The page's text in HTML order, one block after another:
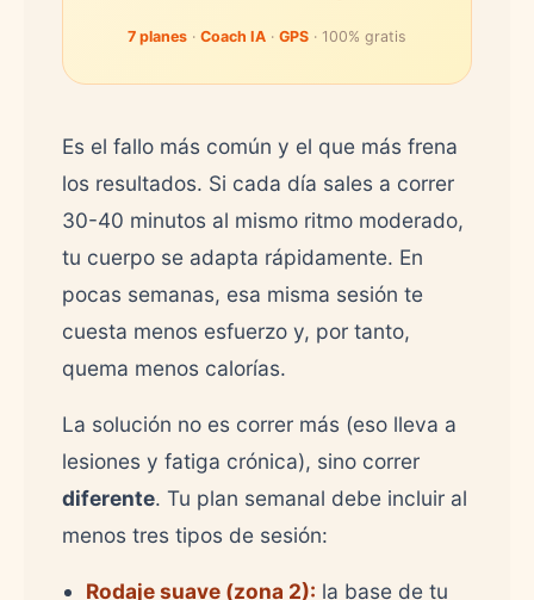
7 planes · Coach IA · GPS · 100% gratis
Es el fallo más común y el que más frena
los resultados. Si cada día sales a correr
30-40 minutos al mismo ritmo moderado,
tu cuerpo se adapta rápidamente. En
pocas semanas, esa misma sesión te
cuesta menos esfuerzo y, por tanto,
quema menos calorías.
La solución no es correr más (eso lleva a
lesiones y fatiga crónica), sino correr
diferente. Tu plan semanal debe incluir al
menos tres tipos de sesión:
Rodaje suave (zona 2): la base de tu